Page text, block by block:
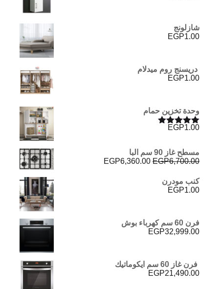
شازلونج
EGP1.00
دريسنج روم ميدلام
EGP1.00
وحدة تخزين حمام
تم التقييم
EGP1.00
مسطح غاز 90 سم البا
EGP6,700.00
السعر
EGP6,360.00
كنب مودرن
EGP1.00
فرن 60 سم كهرباء بوش
EGP32,999.00
فرن غاز 60 سم ايكوماتيك
EGP21,490.00